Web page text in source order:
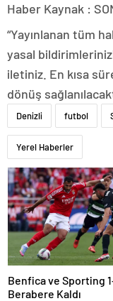
Haber Kaynak :
“Yayınlanan tüm
yasal
iletiniz. En kısa
dönüş
Denizli futbol
Yerel Haberler
Benfica ve Sporting
Berabere Kaldı